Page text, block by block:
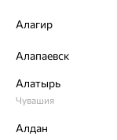
57 313
Алагир
Алапаевск
Алатырь
Чувашия
Алдан